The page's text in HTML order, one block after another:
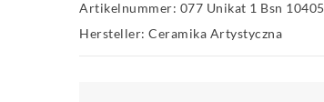
Artikelnummer: 077 Unikat 1 Bsn 10405
Hersteller: Ceramika Artystyczna